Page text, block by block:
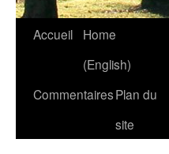
Aller
contenu
Accueil
Home
(English)
CommentairesPlan du
site